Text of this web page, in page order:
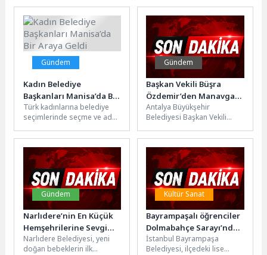
Türk Sanat Müziği İcra
Heyeti, “Sadettin Kaynak
Besteleri”...
hareketliliğinin arttığı
Torbalı'da ortak denetim...
Gündem
Kadın Belediye
Başkanları Manisa’da Bir
Araya Geldi
Türk kadınlarına belediye
seçimlerinde seçme ve aday
yıl dönümünde Manisa, 5.
Türkiye...
Gündem
Başkan Vekili Büşra
Özdemir’den Manavgat’a
müjde
Antalya Büyükşehir
Belediyesi Başkan Vekili
muhtarlarla bir araya geldi.
Başkan Vekili Özdemir,...
Gündem
Narlıdere’nin En Küçük
Hemşehrilerine Sevgi
Dolu Hoş Geldin
Narlıdere Belediyesi, yeni
doğan bebeklerin ilk
Kültür Sanat
Bayrampaşalı öğrenciler
Dolmabahçe Sarayı’nda
tarihle buluşuyor
İstanbul Bayrampaşa
Belediyesi, ilçedeki lise